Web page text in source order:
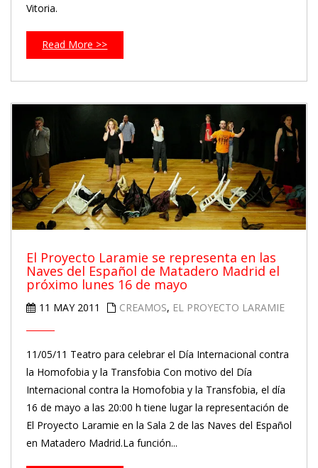
Vitoria.
Read More >>
El Proyecto Laramie se representa en las
Naves del Español de Matadero Madrid el
próximo lunes 16 de mayo
11 MAY 2011 CREAMOS, EL PROYECTO LARAMIE
11/05/11 Teatro para celebrar el Día Internacional contra
la Homofobia y la Transfobia Con motivo del Día
Internacional contra la Homofobia y la Transfobia, el día
16 de mayo a las 20:00 h tiene lugar la representación de
El Proyecto Laramie en la Sala 2 de las Naves del Español
en Matadero Madrid.La función...